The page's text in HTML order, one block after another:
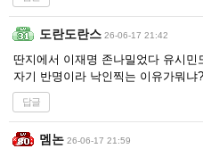
도란도란스 26-06-17 21:42
딴지에서 이재명 존나밀었다 유시
자기 반명이라 낙인찍는 이유가뭐냐?
답글
멤논 26-06-17 21:59